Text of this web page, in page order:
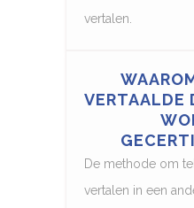
vertalen.
VERTAALDE
De methode om
vertalen in een